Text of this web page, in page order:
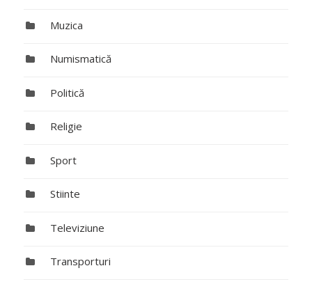
Muzica
Numismatică
Politică
Religie
Sport
Stiinte
Televiziune
Transporturi